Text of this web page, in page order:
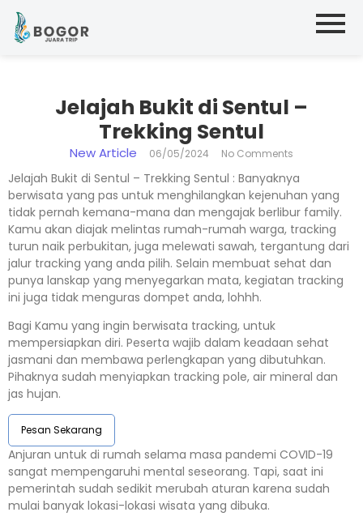
Jelajah Bukit di Sentul –
Trekking Sentul
New Article 06/05/2024 No Comments
Jelajah Bukit di Sentul – Trekking Sentul : Banyaknya
berwisata yang pas untuk menghilangkan kejenuhan yang
tidak pernah kemana-mana dan mengajak berlibur family.
Kamu akan diajak melintas rumah-rumah warga, tracking
turun naik perbukitan, juga melewati sawah, tergantung dari
jalur tracking yang anda pilih. Selain membuat sehat dan
punya lanskap yang menyegarkan mata, kegiatan tracking
ini juga tidak menguras dompet anda, lohhh.
Bagi Kamu yang ingin berwisata tracking, untuk
mempersiapkan diri. Peserta wajib dalam keadaan sehat
jasmani dan membawa perlengkapan yang dibutuhkan.
Pihaknya sudah menyiapkan tracking pole, air mineral dan
jas hujan.
Pesan Sekarang
Anjuran untuk di rumah selama masa pandemi COVID-19
sangat mempengaruhi mental seseorang. Tapi, saat ini
pemerintah sudah sedikit merubah aturan karena sudah
mulai banyak lokasi-lokasi wisata yang dibuka.